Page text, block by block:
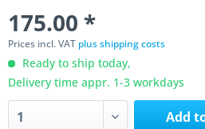
175.00 *
Prices incl. VAT plus shipping costs
Ready to ship today,
Delivery time appr. 1-3 workdays
Add